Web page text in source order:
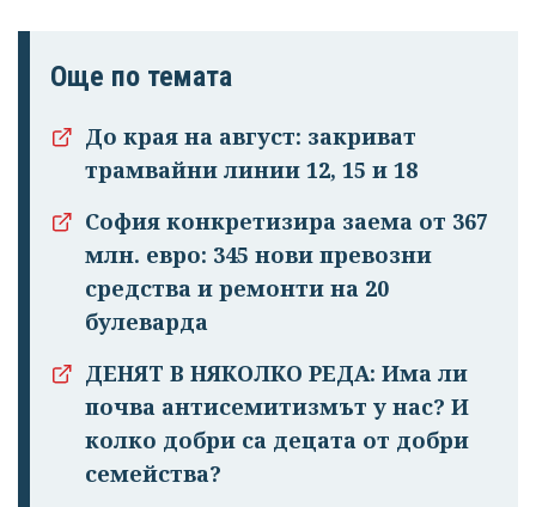
Успешно
излязохте от
профила си!
Още по темата
До края на август: закриват
трамвайни линии 12, 15 и 18
София конкретизира заема от 367
млн. евро: 345 нови превозни
средства и ремонти на 20
булеварда
ДЕНЯТ В НЯКОЛКО РЕДА: Има ли
почва антисемитизмът у нас? И
колко добри са децата от добри
семейства?